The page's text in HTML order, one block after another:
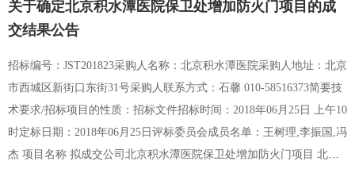
关于确定北京积水潭医院保卫处增加防火门项目的成
交结果公告
招标编号：JST201823采购人名称：北京积水潭医院采购人地址：北京
市西城区新街口东街31号采购人联系方式：石馨 010-58516373简要技
术要求/招标项目的性质：招标文件招标时间：2018年06月25日 上午10
时定标日期：2018年06月25日评标委员会成员名单：王树理,李振国,冯
杰 项目名称 拟成交公司北京积水潭医院保卫处增加防火门项目 北京